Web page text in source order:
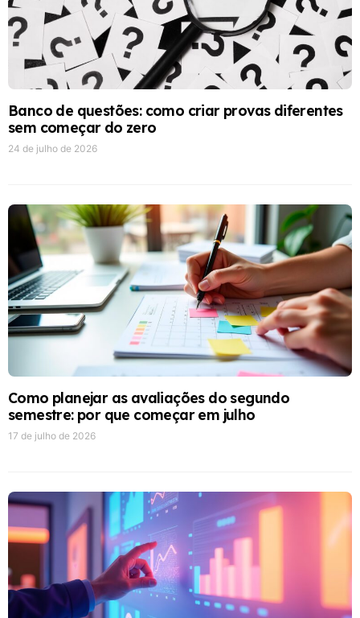
Banco de questões: como criar provas diferentes
sem começar do zero
24 de julho de 2026
Como planejar as avaliações do segundo
semestre: por que começar em julho
17 de julho de 2026